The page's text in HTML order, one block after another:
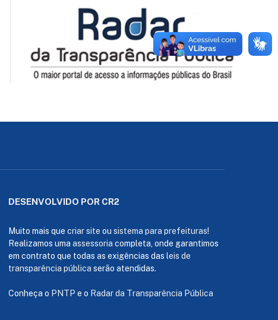
DESENVOLVIDO POR CR2
Muito mais que criar site ou sistema para prefeituras!
Realizamos uma assessoria completa, onde garantimos
em contrato que todas as exigências das leis de
transparência pública serão atendidas.
Conheça o PNTP e o Radar da Transparência Pública